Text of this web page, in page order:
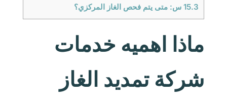
15.3س: متى يتم فحص الغاز المركزي؟
ماذا اهميه خدمات
شركة تمديد الغاز